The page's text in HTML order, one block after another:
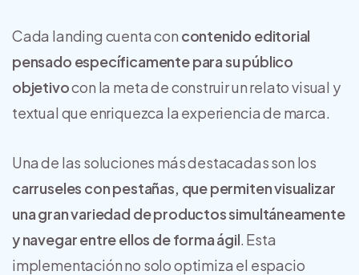
Cada landing cuenta con contenido editorial
pensado específicamente para su público
objetivocon la meta de construir un relato visual y
textual que enriquezca la experiencia de marca.
Una de las soluciones más destacadas son los
carruseles con pestañas, que permiten visualizar
una gran variedad de productos simultáneamente
y navegar entre ellos de forma ágil . Esta
implementación no solo optimiza el espacio